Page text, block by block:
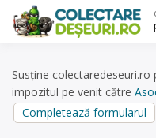
content
Susține
impozitul pe venit către
Completează formularul